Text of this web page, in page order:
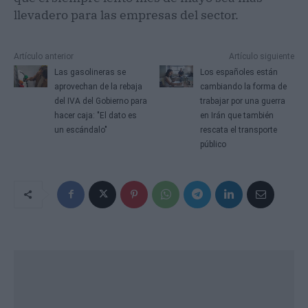
llevadero para las empresas del sector.
Artículo anterior
Las gasolineras se
aprovechan de la rebaja
del IVA del Gobierno para
hacer caja: "El dato es
un escándalo"
Artículo siguiente
Los españoles están
cambiando la forma de
trabajar por una guerra
en Irán que también
rescata el transporte
público